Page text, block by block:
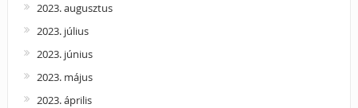
2023. augusztus
2023. július
2023. június
2023. május
2023. április